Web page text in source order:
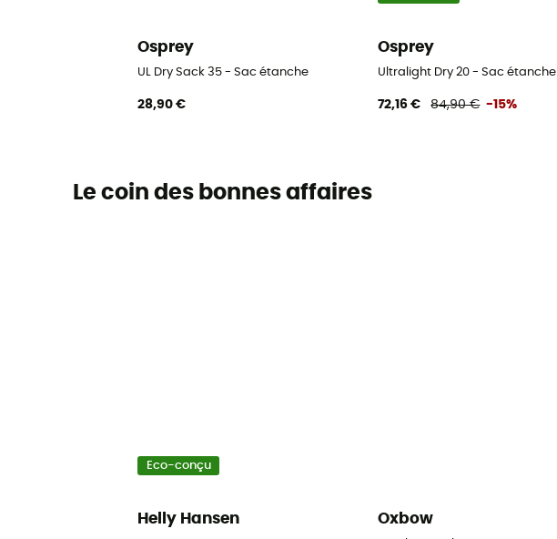
Osprey
UL Dry Sack 35 - Sac étanche
28,90 €
Osprey
Ultralight Dry 20 - Sac étanche
72,16 € 84,90 € -15%
Le coin des bonnes affaires
Eco-conçu
Helly Hansen Oxbow